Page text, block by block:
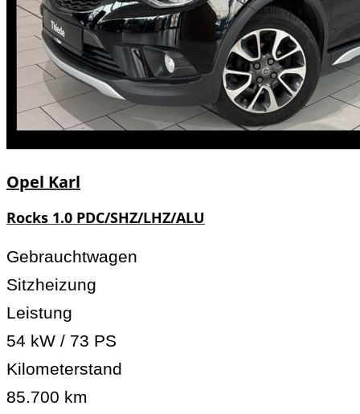
Opel Karl
Rocks 1.0 PDC/SHZ/LHZ/ALU
Gebrauchtwagen
Sitzheizung
Leistung
54 kW / 73 PS
Kilometerstand
85.700 km